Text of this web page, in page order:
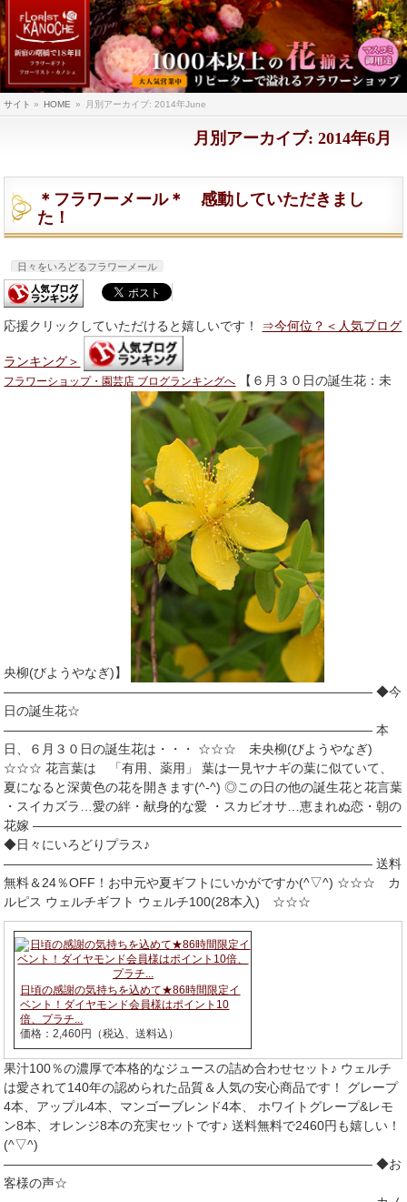
サイト » HOME » 月別アーカイブ: 2014年June
月別アーカイブ: 2014年6月
＊フラワーメール＊ 感動していただきまし
た！
日々をいろどるフラワーメール
応援クリックしていただけると嬉しいです！ ⇒今何位？＜人気ブログ
ランキング＞
フラワーショップ・園芸店 ブログランキングへ 【６月３０日の誕生花：未
央柳(びようやなぎ)】
――――――――――――――――――――――――――――― ◆今
日の誕生花☆
――――――――――――――――――――――――――――― 本
日、６月３０日の誕生花は・・・ ☆☆☆ 未央柳(びようやなぎ)
☆☆☆ 花言葉は 「有用、薬用」 葉は一見ヤナギの葉に似ていて、
夏になると深黄色の花を開きます(^-^) ◎この日の他の誕生花と花言葉
・スイカズラ…愛の絆・献身的な愛 ・スカビオサ…恵まれぬ恋・朝の
花嫁 ―――――――――――――――――――――――――――――
◆日々にいろどりプラス♪
――――――――――――――――――――――――――――― 送料
無料＆24％OFF！お中元や夏ギフトにいかがですか(^▽^) ☆☆☆ カ
ルピス ウェルチギフト ウェルチ100(28本入) ☆☆☆
日頃の感謝の気持ちを込めて★86時間限定イ
ベント！ダイヤモンド会員様はポイント10
倍、プラチ...
価格：2,460円（税込、送料込）
果汁100％の濃厚で本格的なジュースの詰め合わせセット♪ ウェルチ
は愛されて140年の認められた品質＆人気の安心商品です！ グレープ
4本、アップル4本、マンゴーブレンド4本、 ホワイトグレープ&レモ
ン8本、オレンジ8本の充実セットです♪ 送料無料で2460円も嬉しい！
(^▽^)
――――――――――――――――――――――――――――― ◆お
客様の声☆